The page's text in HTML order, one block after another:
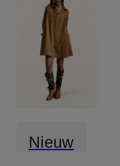
Nieuw